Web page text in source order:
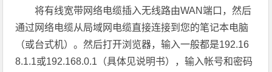
将有线宽带网络电缆插入无线路由WAN端口，然后
通过网络电缆从局域网电缆直接连接到您的笔记本电脑
（或台式机）。然后打开浏览器，输入一般都是192.16
8.1.1或192.168.0.1（具体见说明书），输入帐号和密码